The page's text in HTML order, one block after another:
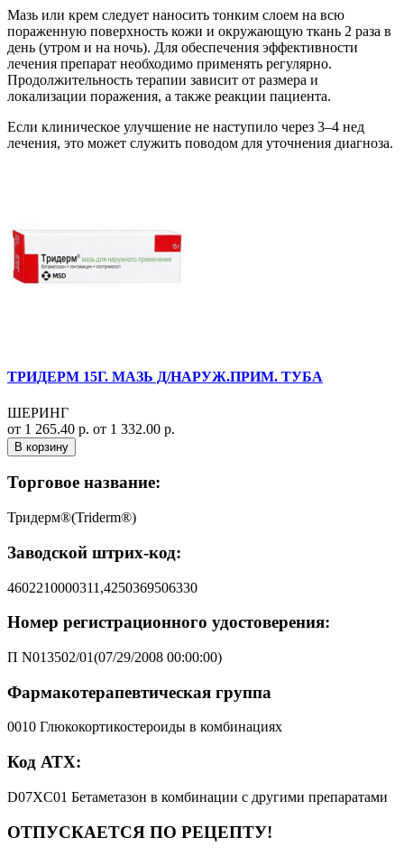
Мазь или крем следует наносить тонким слоем на всю
пораженную поверхность кожи и окружающую ткань 2 раза в
день (утром и на ночь). Для обеспечения эффективности
лечения препарат необходимо применять регулярно.
Продолжительность терапии зависит от размера и
локализации поражения, а также реакции пациента.
Если клиническое улучшение не наступило через 3–4 нед
лечения, это может служить поводом для уточнения диагноза.
ТРИДЕРМ 15Г. МАЗЬ Д/НАРУЖ.ПРИМ. ТУБА
ШЕРИНГ
от 1 265.40 р. от 1 332.00 р.
В корзину
Торговое название:
Тридерм®(Triderm®)
Заводской штрих-код:
4602210000311,4250369506330
Номер регистрационного удостоверения:
П N013502/01(07/29/2008 00:00:00)
Фармакотерапевтическая группа
0010 Глюкокортикостероиды в комбинациях
Код АТХ:
D07XC01 Бетаметазон в комбинации с другими препаратами
ОТПУСКАЕТСЯ ПО РЕЦЕПТУ!